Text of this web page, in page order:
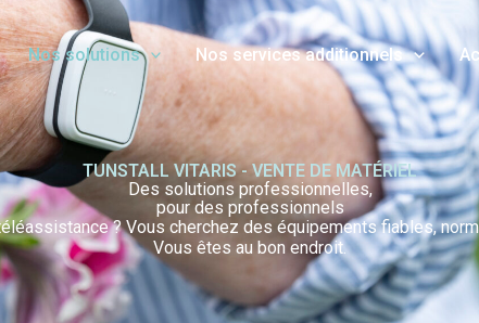
Nos solutions Nos services additionnels
TUNSTALL VITARIS - VENTE DE MATÉRIEL
Des solutions professionnelles,
pour des professionnels
? Vous cherchez des équipements fiables,
Vous êtes au bon endroit.